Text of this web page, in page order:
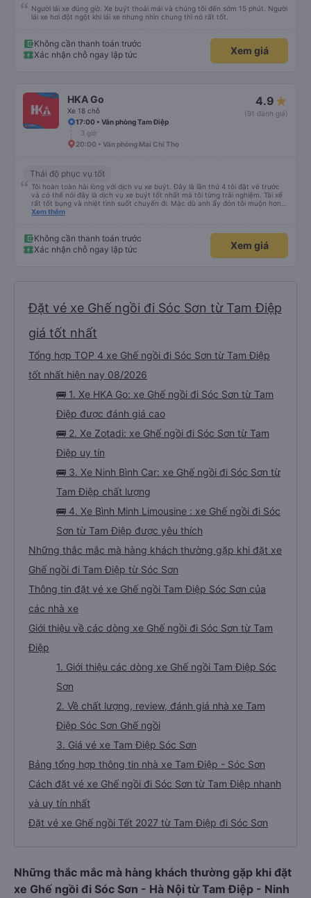
Người lái xe đúng giờ. Xe buýt thoải mái và chúng tôi đến sớm 15 phút. Người
lái xe hơi đột ngột khi lái xe nhưng nhìn chung thì nó rất tốt.
Không cần thanh toán trước
Xác nhận chỗ ngay lập tức
Xem giá
HKA Go
Xe 18 chỗ
4.9
(91 đánh giá)
17:00 • Văn phòng Tam Điệp
3 giờ
20:00 • Văn phòng Mai Chí Thọ
Thái độ phục vụ tốt
Tôi hoàn toàn hài lòng với dịch vụ xe buýt. Đây là lần thứ 4 tôi đặt vé trước
và có thể nói đây là dịch vụ xe buýt tốt nhất mà tôi từng trải nghiệm. Tài xế
rất tốt bụng và nhiệt tình suốt chuyến đi. Mặc dù anh ấy đón tôi muộn hơn
giờ hẹn một chút, nhưng anh ấy đã ngay lập tức xin lỗi vì tình trạng tắc
thông ở Hà Nội và Ninh Bình. Cảm ơn xe buýt!
Xem thêm
Không cần thanh toán trước
Xác nhận chỗ ngay lập tức
Xem giá
Đặt vé xe Ghế ngồi đi Sóc Sơn từ Tam Điệp
giá tốt nhất
Tổng hợp TOP 4 xe Ghế ngồi đi Sóc Sơn từ Tam Điệp
tốt nhất hiện nay 08/2026
🚌 1. Xe HKA Go: xe Ghế ngồi đi Sóc Sơn từ Tam
Điệp được đánh giá cao
🚌 2. Xe Zotadi: xe Ghế ngồi đi Sóc Sơn từ Tam
Điệp uy tín
🚌 3. Xe Ninh Bình Car: xe Ghế ngồi đi Sóc Sơn từ
Tam Điệp chất lượng
🚌 4. Xe Bình Minh Limousine : xe Ghế ngồi đi Sóc
Sơn từ Tam Điệp được yêu thích
Những thắc mắc mà hàng khách thường gặp khi đặt xe
Ghế ngồi đi Tam Điệp từ Sóc Sơn
Thông tin đặt vé xe Ghế ngồi Tam Điệp Sóc Sơn của
các nhà xe
Giới thiệu về các dòng xe Ghế ngồi đi Sóc Sơn từ Tam
Điệp
1. Giới thiệu các dòng xe Ghế ngồi Tam Điệp Sóc
Sơn
2. Về chất lượng, review, đánh giá nhà xe Tam
Điệp Sóc Sơn Ghế ngồi
3. Giá vé xe Tam Điệp Sóc Sơn
Bảng tổng hợp thông tin nhà xe Tam Điệp - Sóc Sơn
Cách đặt vé xe Ghế ngồi đi Sóc Sơn từ Tam Điệp nhanh
và uy tín nhất
Đặt vé xe Ghế ngồi Tết 2027 từ Tam Điệp đi Sóc Sơn
Những thắc mắc mà hàng khách thường gặp khi đặt
xe Ghế ngồi đi Sóc Sơn - Hà Nội từ Tam Điệp - Ninh